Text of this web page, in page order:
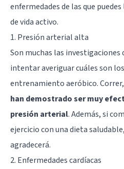
enfermedades de las que
de vida activo.
1. Presión arterial alta
Son muchas las investigaciones
intentar averiguar cuáles son
entrenamiento aeróbico. Correr,
han demostrado ser muy
presión arterial. Además, si
ejercicio con una dieta
agradecerá.
2. Enfermedades cardíacas